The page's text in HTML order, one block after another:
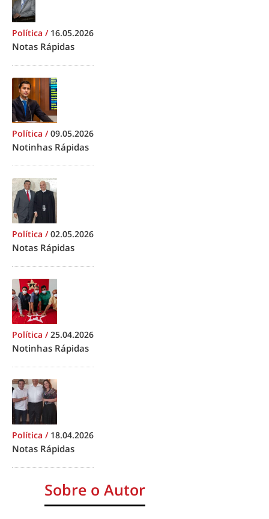
Política / 16.05.2026
Notas Rápidas
Política /09.05.2026
Notinhas Rápidas
Política /02.05.2026
Notas Rápidas
Política /25.04.2026
Notinhas Rápidas
Política / 18.04.2026
Notas Rápidas
Sobre o Autor